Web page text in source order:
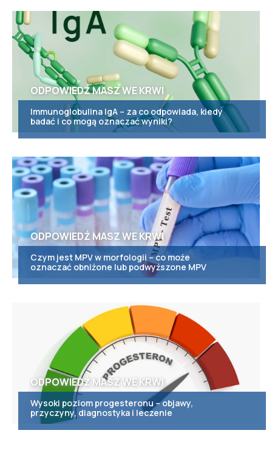
ODPOWIEDŹ MASZ WE KRWI
Immunoglobulina IgA – za co odpowiada, kiedy
badać i co mogą oznaczać wyniki?
ODPOWIEDŹ MASZ WE KRWI
Czym jest MPV w morfologii – co może
oznaczać obniżone lub podwyższone MPV
ODPOWIEDŹ MASZ WE KRWI
Wysoki poziom progesteronu – objawy,
przyczyny, diagnostyka i leczenie